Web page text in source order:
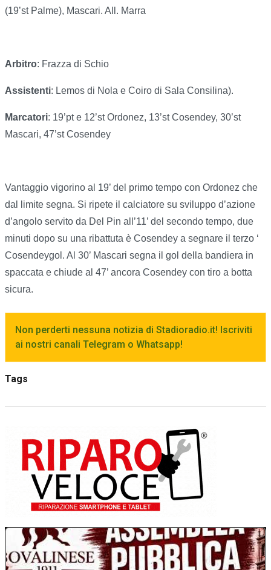
(19’st Palme), Mascari. All. Marra
Arbitro: Frazza di Schio
Assistenti: Lemos di Nola e Coiro di Sala Consilina).
Marcatori: 19’pt e 12’st Ordonez, 13’st Cosendey, 30’st
Mascari, 47’st Cosendey
Vantaggio vigorino al 19’ del primo tempo con Ordonez che
dal limite segna. Si ripete il calciatore su sviluppo d’azione
d’angolo servito da Del Pin all’11’ del secondo tempo, due
minuti dopo su una ribattuta è Cosendey a segnare il terzo ‘
Cosendeygol. Al 30’ Mascari segna il gol della bandiera in
spaccata e chiude al 47’ ancora Cosendey con tiro a botta
sicura.
Non perderti nessuna notizia di Stadioradio.it! Iscriviti
ai nostri canali Telegram o Whatsapp!
Tags